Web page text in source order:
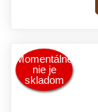
Momentálne
nie je
skladom